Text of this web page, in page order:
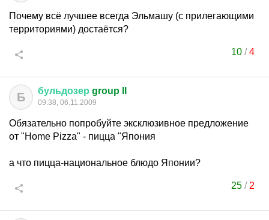
Почему всё лучшее всегда Эльмашу (с прилегающими
территориями) достаётся?
10 /4
Б бульдозер group II
09:38, 06.11.2009
Обязательно попробуйте эксклюзивное предложение
от "Home Pizza" - пицца "Япония
а что пицца-национальное блюдо Японии?
25 / 2